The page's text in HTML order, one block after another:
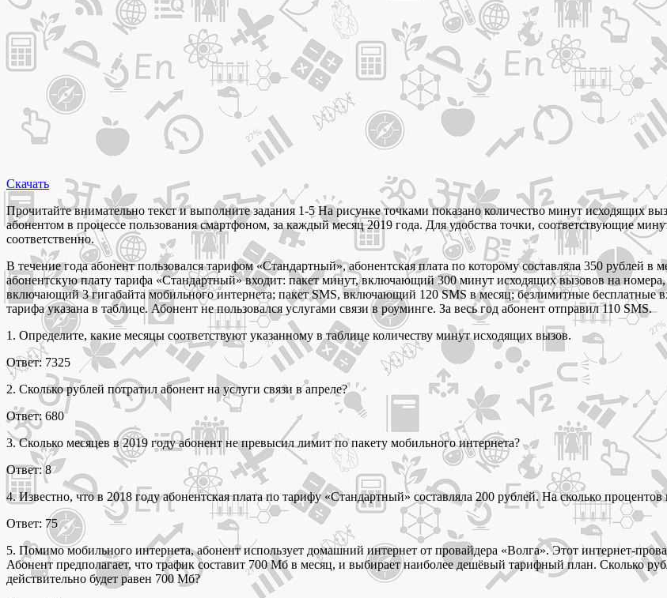
Скачать
Прочитайте внимательно текст и выполните задания 1-5 На рисунке точками показано количество минут исходящих
абонентом в процессе пользования смартфоном, за каждый месяц 2019 года. Для удобства точки, соответствующие
соответственно.
В течение года абонент пользовался тарифом «Стандартный», абонентская плата по которому составляла 350 рублей
абонентскую плату тарифа «Стандартный» входит: пакет минут, включающий 300 минут исходящих вызовов на
включающий 3 гигабайта мобильного интернета; пакет SMS, включающий 120 SMS в месяц; безлимитные бесплатные
тарифа указана в таблице. Абонент не пользовался услугами связи в роуминге. За весь год абонент отправил 110 SMS.
1. Определите, какие месяцы соответствуют указанному в таблице количеству минут исходящих вызов.
Ответ: 7325
2. Сколько рублей потратил абонент на услуги связи в апреле?
Ответ: 680
3. Сколько месяцев в 2019 году абонент не превысил лимит по пакету мобильного интернета?
Ответ: 8
4. Известно, что в 2018 году абонентская плата по тарифу «Стандартный» составляла 200 рублей. На сколько
Ответ: 75
5. Помимо мобильного интернета, абонент использует домашний интернет от провайдера «Волга». Этот интернет-
Абонент предполагает, что трафик составит 700 Мб в месяц, и выбирает наиболее дешёвый тарифный план. Сколько
действительно будет равен 700 Мб?